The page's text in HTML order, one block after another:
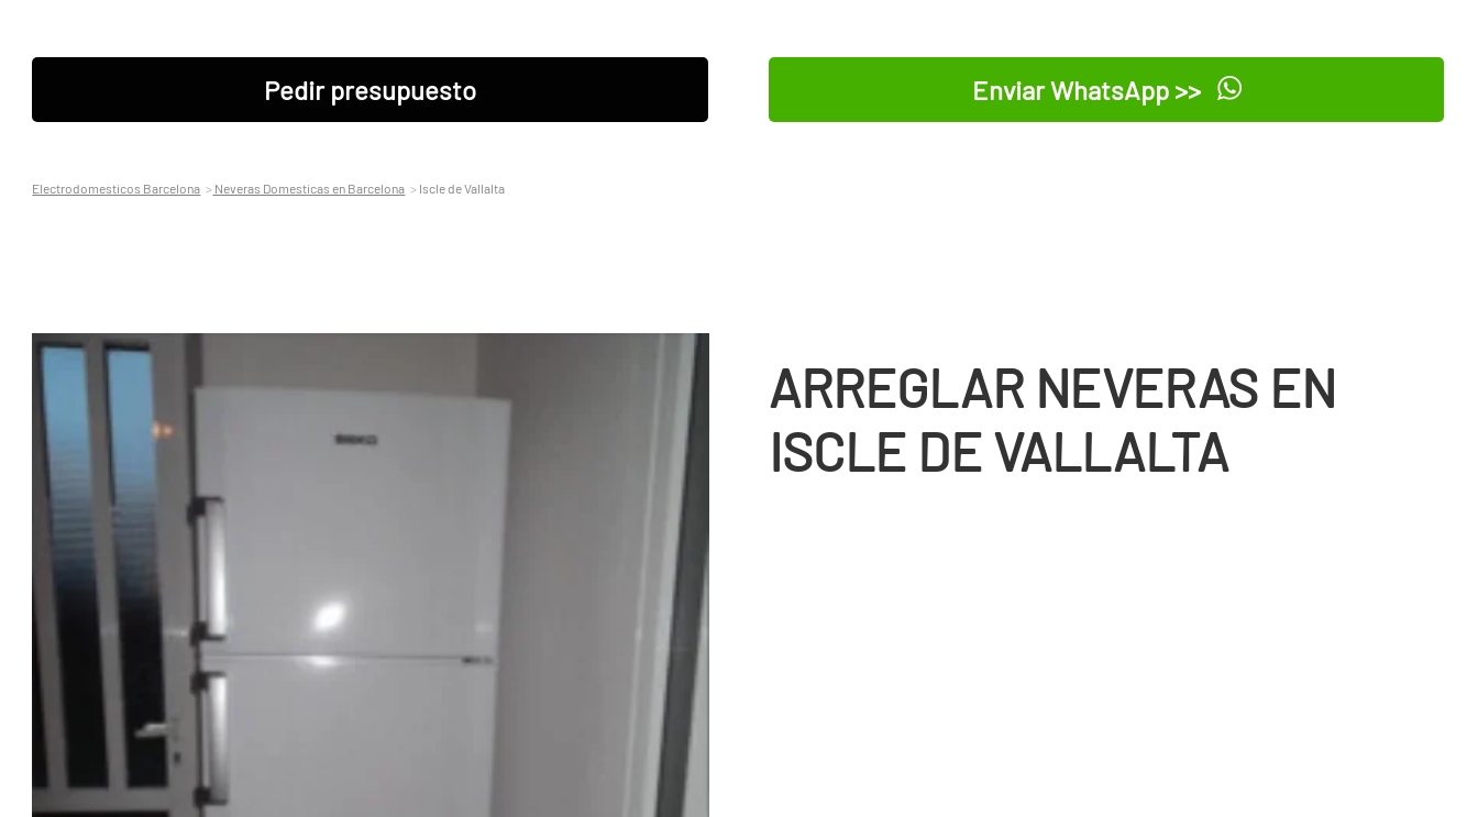
Pedir presupuesto Enviar WhatsApp >>
Electrodomesticos Barcelona Neveras Domesticas en Barcelona Iscle de Vallalta
ARREGLAR NEVERAS EN
ISCLE DE VALLALTA